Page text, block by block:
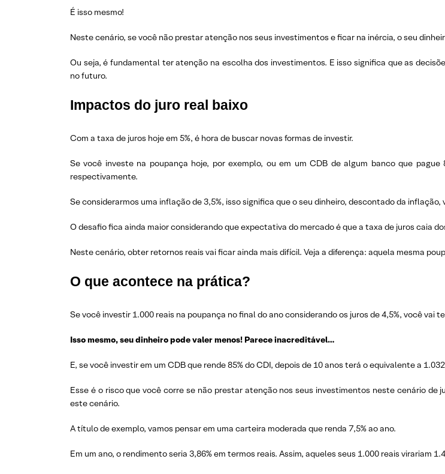
É isso mesmo!
Neste cenário, se você não prestar atenção nos seus investimentos e ficar na inércia, o seu
Ou seja, é fundamental ter atenção na escolha dos investimentos. E isso significa que as
no futuro.
Impactos do juro real baixo
Com a taxa de juros hoje em 5%, é hora de buscar novas formas de investir.
Se você investe na poupança hoje, por exemplo, ou em um CDB de algum banco que
respectivamente.
Se considerarmos uma inflação de 3,5%, isso significa que o seu dinheiro, descontado da inflação,
O desafio fica ainda maior considerando que expectativa do mercado é que a taxa de juros caia
Neste cenário, obter retornos reais vai ficar ainda mais difícil. Veja a diferença: aquela mesma
O que acontece na prática?
Se você investir 1.000 reais na poupança no final do ano considerando os juros de 4,5%, você vai
Isso mesmo, seu dinheiro pode valer menos! Parece inacreditável…
E, se você investir em um CDB que rende 85% do CDI, depois de 10 anos terá o equivalente a
Esse é o risco que você corre se não prestar atenção nos seus investimentos neste cenário
este cenário.
A título de exemplo, vamos pensar em uma carteira moderada que renda 7,5% ao ano.
Em um ano, o rendimento seria 3,86% em termos reais. Assim, aqueles seus 1.000 reais virariam